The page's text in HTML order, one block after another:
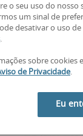
o seu uso do nosso
um sinal de
desativar o uso de
.
sobre cookies
de Privacidade.
Eu